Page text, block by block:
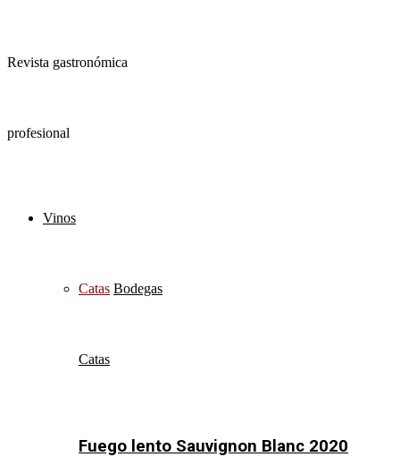
Revista gastronómica
profesional
Vinos
Catas Bodegas
Catas
Fuego lento Sauvignon Blanc 2020